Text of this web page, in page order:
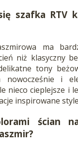
szafka RTV
ma
niż klasyczny
tony
nowocześnie i
nieco cieplejsze i
inspirowane
ścian